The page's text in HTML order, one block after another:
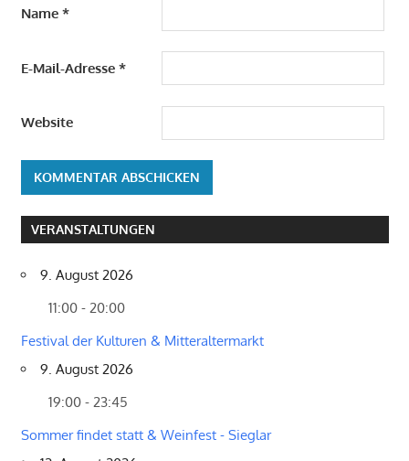
Name *
E-Mail-Adresse *
Website
VERANSTALTUNGEN
9. August 2026
11:00 - 20:00
Festival der Kulturen & Mitteraltermarkt
9. August 2026
19:00 - 23:45
Sommer findet statt & Weinfest - Sieglar